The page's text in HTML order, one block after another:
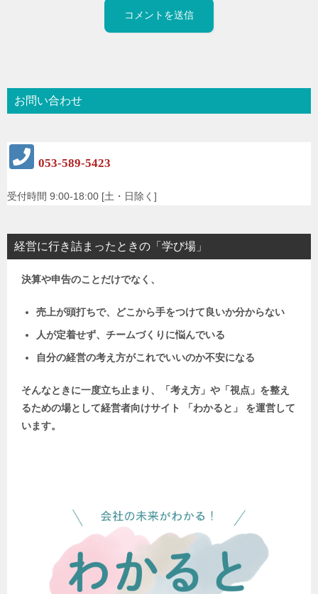
お問い合わせ
053-589-5423
受付時間 9:00-18:00 [土・日除く]
経営に行き詰まったときの「学び場」
決算や申告のことだけでなく、
売上が頭打ちで、どこから手をつけて良いか分からない
人が定着せず、チームづくりに悩んでいる
自分の経営の考え方がこれでいいのか不安になる
そんなときに一度立ち止まり、「考え方」や「視点」を整え
るための場として経営者向けサイト 「わかると」 を運営して
います。